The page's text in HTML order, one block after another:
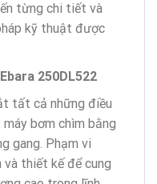
từng chi tiết và
kỹ thuật được
250DL522
tất cả những điều
máy bơm chìm bằng
gang. Phạm vi
thiết kế để cung